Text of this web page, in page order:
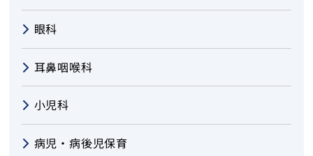
トップ
眼科
耳鼻咽喉科
小児科
病児・病後児保育